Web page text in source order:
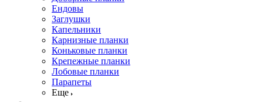
Ендовы
Заглушки
Капельники
Карнизные планки
Коньковые планки
Крепежные планки
Лобовые планки
Парапеты
Еще